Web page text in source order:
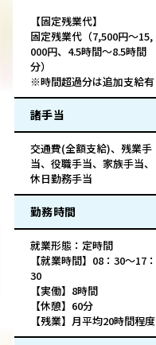
【固定残業代】
固定残業代（7,500円～15,
000円、4.5時間～8.5時間
分）
※時間超過分は追加支給有
諸手当
交通費(全額支給)、残業手
当、役職手当、家族手当、
休日勤務手当
勤務時間
就業形態：定時間
【就業時間】08：30～17：
30
【実働】8時間
【休憩】60分
【残業】月平均20時間程度